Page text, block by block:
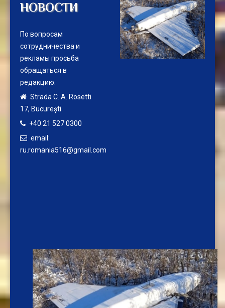
НОВОСТИ
По вопросам
сотрудничества и
рекламы просьба
обращаться в
редакцию:
Strada C. A. Rosetti
17, București
+40 21 527 0300
email:
ru.romania516@gmail.com